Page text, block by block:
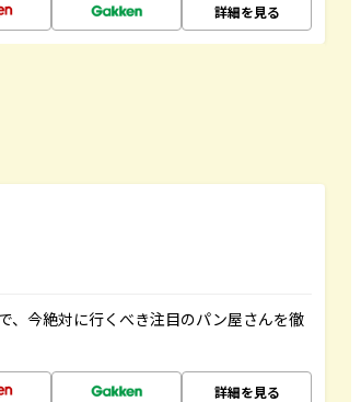
詳細を見る
、今絶対に行くべき注目のパン屋さんを徹
詳細を見る